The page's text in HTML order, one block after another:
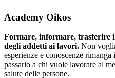
Academy Oikos
Formare, informare, trasferire
degli addetti ai lavori. Non
esperienze e conoscenze
passarlo a chi vuole lavorare al
salute delle persone.